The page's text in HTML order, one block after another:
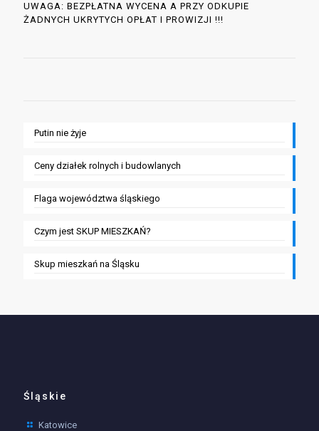
UWAGA: BEZPŁATNA WYCENA A PRZY ODKUPIE
ŻADNYCH UKRYTYCH OPŁAT I PROWIZJI !!!
Putin nie żyje
Ceny działek rolnych i budowlanych
Flaga województwa śląskiego
Czym jest SKUP MIESZKAŃ?
Skup mieszkań na Śląsku
Śląskie
Katowice